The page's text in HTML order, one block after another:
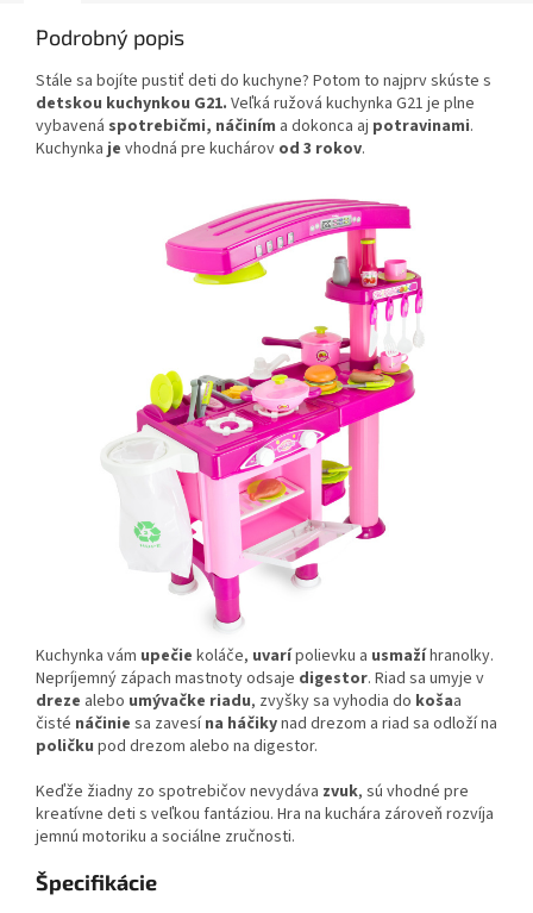
Podrobný popis
Stále sa bojíte pustiť deti do kuchyne? Potom to najprv skúste s
detskou kuchynkou G21. Veľká ružová kuchynka G21 je plne
vybavená spotrebičmi, náčiním a dokonca aj potravinami.
Kuchynkaje vhodná pre kuchárov od 3 rokov.
Kuchynka vám upečie koláče, uvarípolievku a usmažíhranolky.
Nepríjemný zápach mastnoty odsaje digestor. Riad sa umyje v
dreze alebo umývačke riadu, zvyšky sa vyhodia do košaa
čisté náčinie sa zavesína háčikynad drezom a riad sa odloží na
poličku pod drezom alebo na digestor.
Keďže žiadny zo spotrebičov nevydáva zvuk, sú vhodné pre
kreatívne deti s veľkou fantáziou. Hra na kuchára zároveň rozvíja
jemnú motoriku a sociálne zručnosti.
Špecifikácie